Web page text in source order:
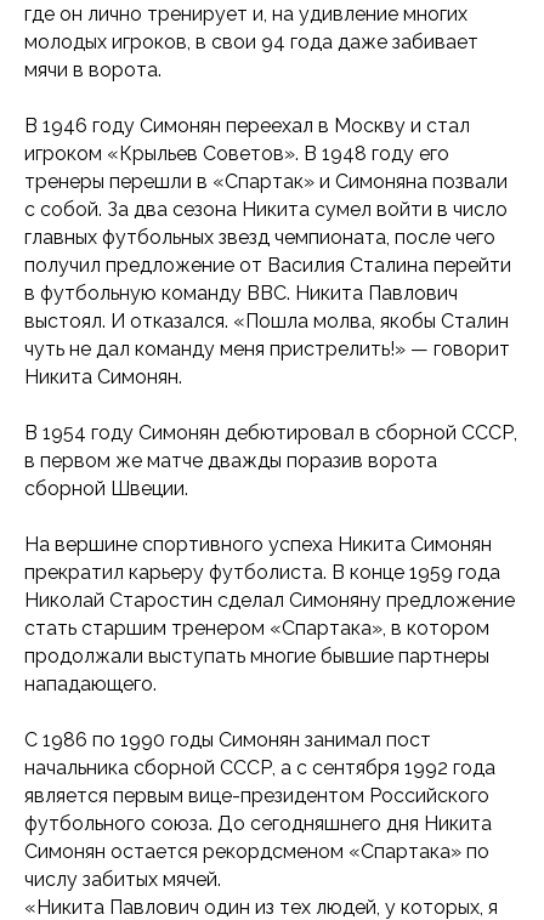
где он лично тренирует и, на удивление многих
молодых игроков, в свои 94 года даже забивает
мячи в ворота.
В 1946 году Симонян переехал в Москву и стал
игроком «Крыльев Советов». В 1948 году его
тренеры перешли в «Спартак» и Симоняна позвали
с собой. За два сезона Никита сумел войти в число
главных футбольных звезд чемпионата, после чего
получил предложение от Василия Сталина перейти
в футбольную команду ВВС. Никита Павлович
выстоял. И отказался. «Пошла молва, якобы Сталин
чуть не дал команду меня пристрелить!» — говорит
Никита Симонян.
В 1954 году Симонян дебютировал в сборной СССР,
в первом же матче дважды поразив ворота
сборной Швеции.
На вершине спортивного успеха Никита Симонян
прекратил карьеру футболиста. В конце 1959 года
Николай Старостин сделал Симоняну предложение
стать старшим тренером «Спартака», в котором
продолжали выступать многие бывшие партнеры
нападающего.
С 1986 по 1990 годы Симонян занимал пост
начальника сборной СССР, а с сентября 1992 года
является первым вице-президентом Российского
футбольного союза. До сегодняшнего дня Никита
Симонян остается рекордсменом «Спартака» по
числу забитых мячей.
«Никита Павлович один из тех людей, у которых, я